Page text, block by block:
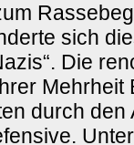
sich
Die
Mehrheit
durch den